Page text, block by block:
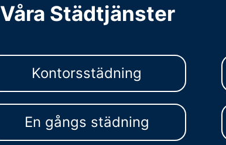
Våra Städtjänster
Kontorsstädning
En gångs städning